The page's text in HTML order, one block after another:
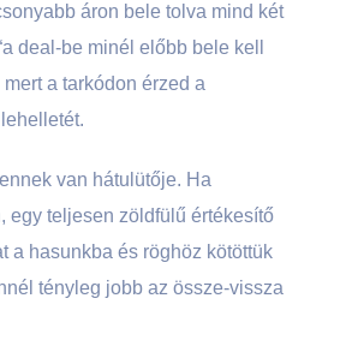
áron bele tolva mind két
deal-be minél előbb bele kell
mert a tarkódon érzed a
van hátulütője. Ha
egy teljesen zöldfülű értékesítő
a hasunkba és röghöz kötöttük
tényleg jobb az össze-vissza